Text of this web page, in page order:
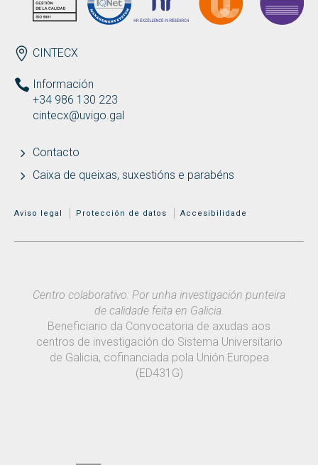
ENDEREZO
CINTECX
Información
+34 986 130 223
cintecx@uvigo.gal
Contacto
Caixa de queixas, suxestións e parabéns
MENÚ ADICIONAL
Aviso legal Protección de datos Accesibilidade
Centro colaborativo: Por unha investigación punteira
de calidade feita en Galicia.
Beneficiario da Convocatoria de axudas aos
centros de investigación do Sistema Universitario
de Galicia, cofinanciada pola Unión Europea
(ED431G)